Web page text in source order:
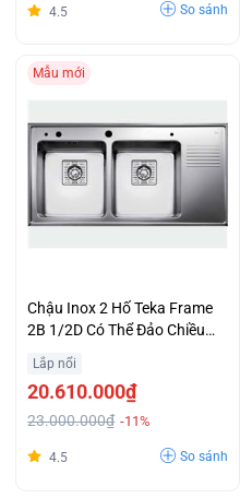
4.5 So sánh
Mẫu mới
Chậu Inox 2 Hố Teka Frame
2B 1/2D Có Thể Đảo Chiều
Lắp nổi
20.610.000₫
23.000.000₫ -11%
4.5 So sánh